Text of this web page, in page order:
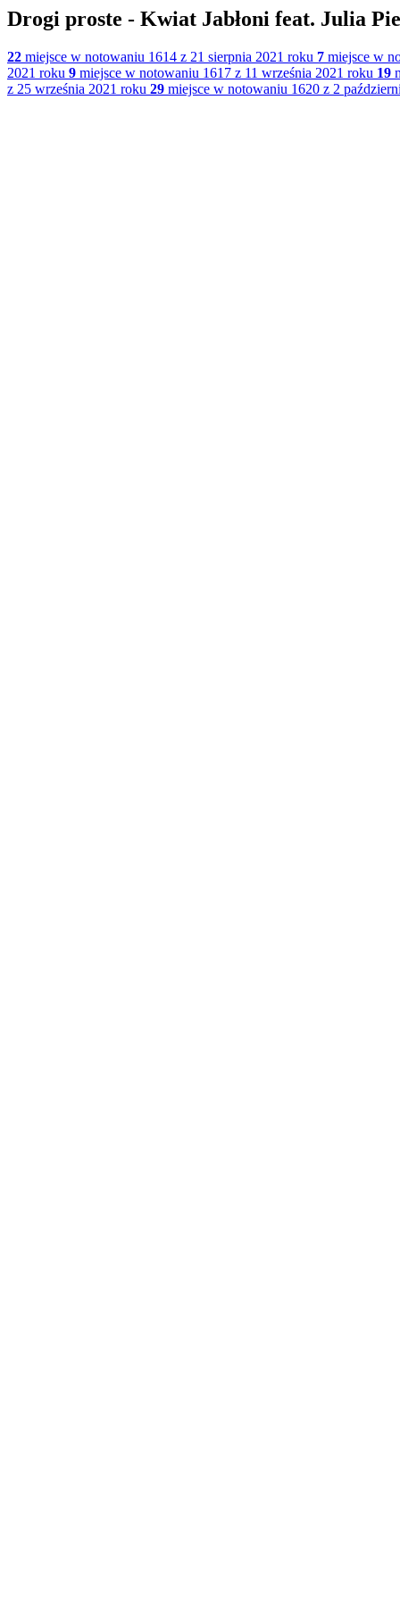
Drogi proste - Kwiat Jabłoni feat. Julia
22 miejsce w notowaniu 1614 z 21 sierpnia 2021 roku 7 miejsce w
2021 roku 9 miejsce w notowaniu 1617 z 11 września 2021 roku 19
z 25 września 2021 roku 29 miejsce w notowaniu 1620 z 2